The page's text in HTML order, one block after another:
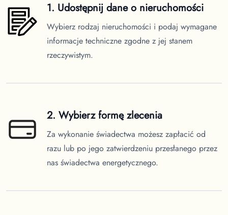
1. Udostępnij dane o nieruchomości
Wybierz rodzaj nieruchomości i podaj wymagane
informacje techniczne zgodne z jej stanem
rzeczywistym.
2. Wybierz formę zlecenia
Za wykonanie świadectwa możesz zapłacić od
razu lub po jego zatwierdzeniu przesłanego przez
nas świadectwa energetycznego.